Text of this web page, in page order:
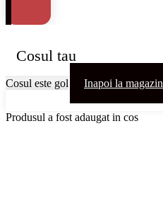
Cosul tau
Cosul este gol Inapoi la magazin
Produsul a fost adaugat in cos